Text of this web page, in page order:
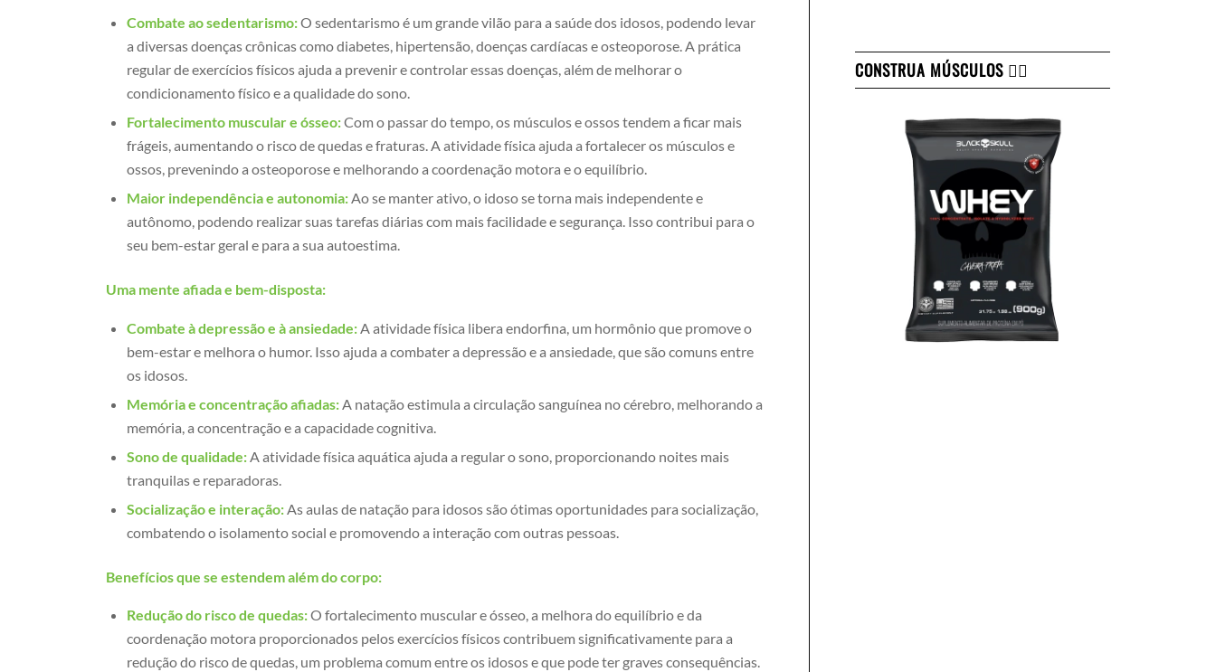
Combate ao sedentarismo:O sedentarismo é um grande vilão para a saúde dos idosos, podendo levar
a diversas doenças crônicas como diabetes, hipertensão, doenças cardíacas e osteoporose. A prática
regular de exercícios físicos ajuda a prevenir e controlar essas doenças, além de melhorar o
condicionamento físico e a qualidade do sono.
Fortalecimento muscular e ósseo:Com o passar do tempo, os músculos e ossos tendem a ficar mais
frágeis, aumentando o risco de quedas e fraturas. A atividade física ajuda a fortalecer os músculos e
ossos, prevenindo a osteoporose e melhorando a coordenação motora e o equilíbrio.
Maior independência e autonomia:Ao se manter ativo, o idoso se torna mais independente e
autônomo, podendo realizar suas tarefas diárias com mais facilidade e segurança. Isso contribui para o
seu bem-estar geral e para a sua autoestima.
Uma mente afiada e bem-disposta:
Combate à depressão e à ansiedade: A atividade física libera endorfina, um hormônio que promove o
bem-estar e melhora o humor. Isso ajuda a combater a depressão e a ansiedade, que são comuns entre
os idosos.
Memória e concentração afiadas: A natação estimula a circulação sanguínea no cérebro, melhorando a
memória, a concentração e a capacidade cognitiva.
Sono de qualidade: A atividade física aquática ajuda a regular o sono, proporcionando noites mais
tranquilas e reparadoras.
Socialização e interação: As aulas de natação para idosos são ótimas oportunidades para socialização,
combatendo o isolamento social e promovendo a interação com outras pessoas.
Benefícios que se estendem além do corpo:
Redução do risco de quedas:O fortalecimento muscular e ósseo, a melhora do equilíbrio e da
coordenação motora proporcionados pelos exercícios físicos contribuem significativamente para a
redução do risco de quedas, um problema comum entre os idosos e que pode ter graves consequências.
CONSTRUA MÚSCULOS 👇🏻